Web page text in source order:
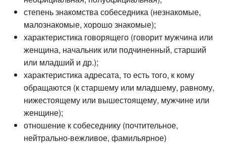
степень знакомства собеседника (незнакомые,
малознакомые, хорошо знакомые);
характеристика говорящего (говорит мужчина или
женщина, начальник или подчиненный, старший
или младший и др.);
характеристика адресата, то есть того, к кому
обращаются (к старшему или младшему, равному,
нижестоящему или вышестоящему, мужчине или
женщине);
отношение к собеседнику (почтительное,
нейтрально-вежливое, фамильярное)